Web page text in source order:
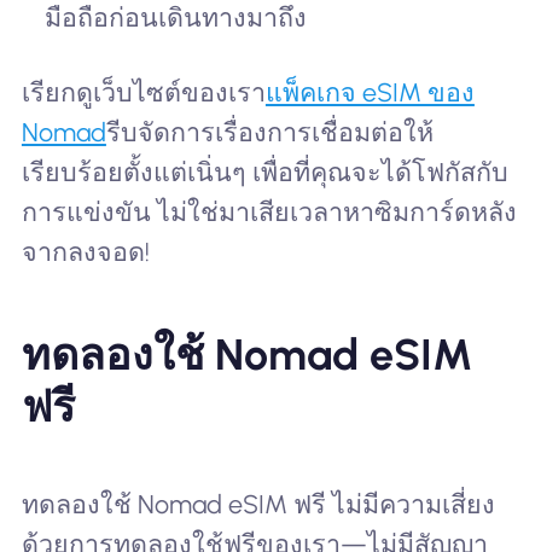
มือถือก่อนเดินทางมาถึง
เรียกดูเว็บไซต์ของเราแพ็คเกจ eSIM ของ
Nomadรีบจัดการเรื่องการเชื่อมต่อให้
เรียบร้อยตั้งแต่เนิ่นๆ เพื่อที่คุณจะได้โฟกัสกับ
การแข่งขัน ไม่ใช่มาเสียเวลาหาซิมการ์ดหลัง
จากลงจอด!
ทดลองใช้ Nomad eSIM
ฟรี
ทดลองใช้ Nomad eSIM ฟรี ไม่มีความเสี่ยง
ด้วยการทดลองใช้ฟรีของเรา—ไม่มีสัญญา